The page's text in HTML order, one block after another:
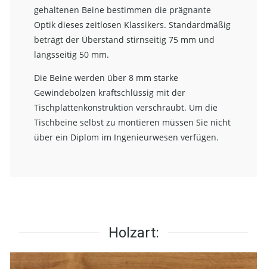
gehaltenen Beine bestimmen die prägnante
Optik dieses zeitlosen Klassikers. Standardmäßig
beträgt der Überstand stirnseitig 75 mm und
längsseitig 50 mm.
Die Beine werden über 8 mm starke
Gewindebolzen kraftschlüssig mit der
Tischplattenkonstruktion verschraubt. Um die
Tischbeine selbst zu montieren müssen Sie nicht
über ein Diplom im Ingenieurwesen verfügen.
Holzart: